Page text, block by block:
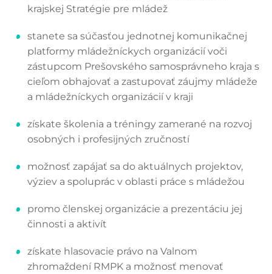
krajskej Stratégie pre mládež
stanete sa súčasťou jednotnej komunikačnej
platformy mládežníckych organizácií voči
zástupcom Prešovského samosprávneho kraja s
cieľom obhajovať a zastupovať záujmy mládeže
a mládežníckych organizácií v kraji
získate školenia a tréningy zamerané na rozvoj
osobných i profesijných zručností
možnosť zapájať sa do aktuálnych projektov,
výziev a spoluprác v oblasti práce s mládežou
promo členskej organizácie a prezentáciu jej
činnosti a aktivít
získate hlasovacie právo na Valnom
zhromaždení RMPK a možnosť menovať